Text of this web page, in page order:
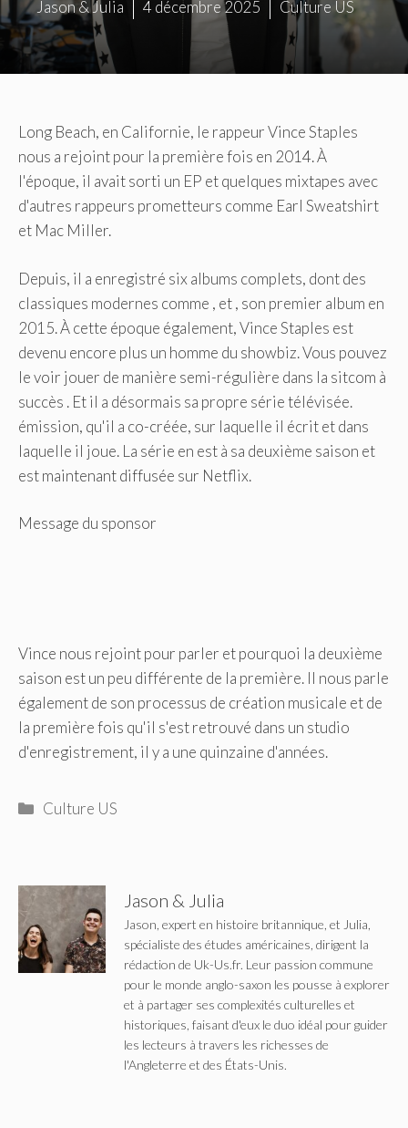
Jason & Julia 4 décembre 2025 Culture US
Long Beach, en Californie, le rappeur Vince Staples
nous a rejoint pour la première fois en 2014. À
l'époque, il avait sorti un EP et quelques mixtapes avec
d'autres rappeurs prometteurs comme Earl Sweatshirt
et Mac Miller.
Depuis, il a enregistré six albums complets, dont des
classiques modernes comme , et , son premier album en
2015. À cette époque également, Vince Staples est
devenu encore plus un homme du showbiz. Vous pouvez
le voir jouer de manière semi-régulière dans la sitcom à
succès . Et il a désormais sa propre série télévisée.
émission, qu'il a co-créée, sur laquelle il écrit et dans
laquelle il joue. La série en est à sa deuxième saison et
est maintenant diffusée sur Netflix.
Message du sponsor
Vince nous rejoint pour parler et pourquoi la deuxième
saison est un peu différente de la première. Il nous parle
également de son processus de création musicale et de
la première fois qu'il s'est retrouvé dans un studio
d'enregistrement, il y a une quinzaine d'années.
Catégories
Culture US
Jason & Julia
Jason, expert en histoire britannique, et Julia,
spécialiste des études américaines, dirigent la
rédaction de Uk-Us.fr. Leur passion commune
pour le monde anglo-saxon les pousse à explorer
et à partager ses complexités culturelles et
historiques, faisant d'eux le duo idéal pour guider
les lecteurs à travers les richesses de
l'Angleterre et des États-Unis.